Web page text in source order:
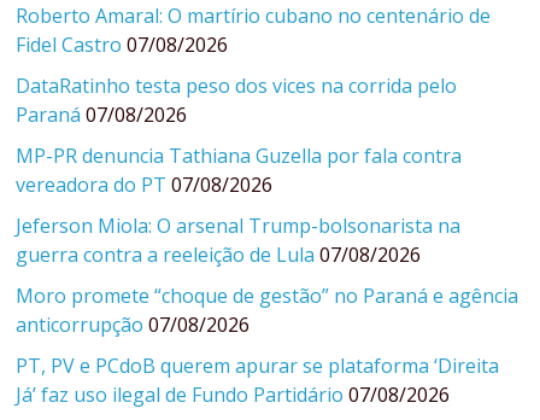
Roberto Amaral: O martírio cubano no centenário de
Fidel Castro 07/08/2026
DataRatinho testa peso dos vices na corrida pelo
Paraná 07/08/2026
MP-PR denuncia Tathiana Guzella por fala contra
vereadora do PT 07/08/2026
Jeferson Miola: O arsenal Trump-bolsonarista na
guerra contra a reeleição de Lula 07/08/2026
Moro promete “choque de gestão” no Paraná e agência
anticorrupção 07/08/2026
PT, PV e PCdoB querem apurar se plataforma ‘Direita
Já’ faz uso ilegal de Fundo Partidário 07/08/2026